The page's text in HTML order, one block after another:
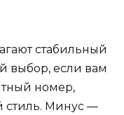
стабильный
выбор, если вам
номер,
стиль. Минус —